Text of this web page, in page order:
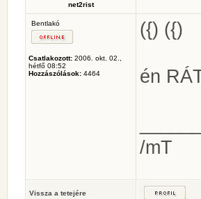
net2rist
Bentlakó
Csatlakozott: 2006. okt. 02.,
hétfő 08:52
Hozzászólások: 4464
({) ({)
én
/mT
Vissza a tetejére